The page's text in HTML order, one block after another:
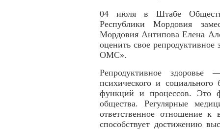
04 июля в Штабе
Республики Мордовия
Мордовия Антипова Елена
оценить свое репродуктивное
ОМС».
Репродуктивное здоровье
психического и социального
функций и процессов. Это
общества. Регулярные
ответственное отношение
способствует достижению